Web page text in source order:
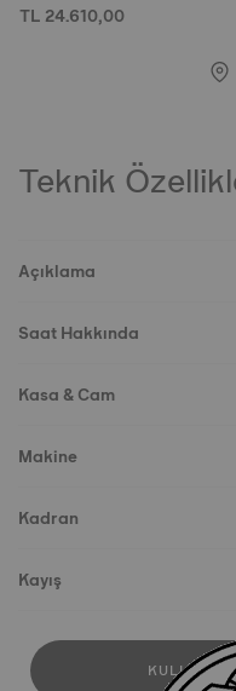
TL 24.610,00
Teknik
Açıklama
Saat Hakkında
Kasa & Cam
Makine
Kadran
Kayış